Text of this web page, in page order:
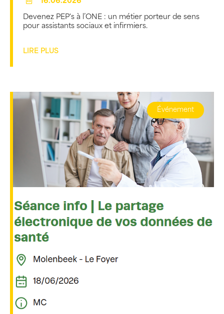
Devenez PEP's à l’ONE : un métier porteur de sens
pour assistants sociaux et infirmiers.
LIRE PLUS
Événement